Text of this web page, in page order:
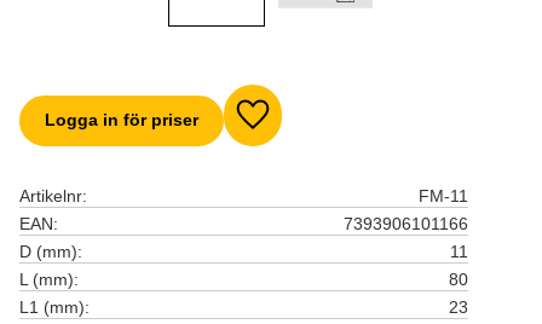
Logga in för priser Lägg till i favoriter
Artikelnr
FM-11
EAN
7393906101166
D (mm)
11
L (mm)
80
L1 (mm)
23